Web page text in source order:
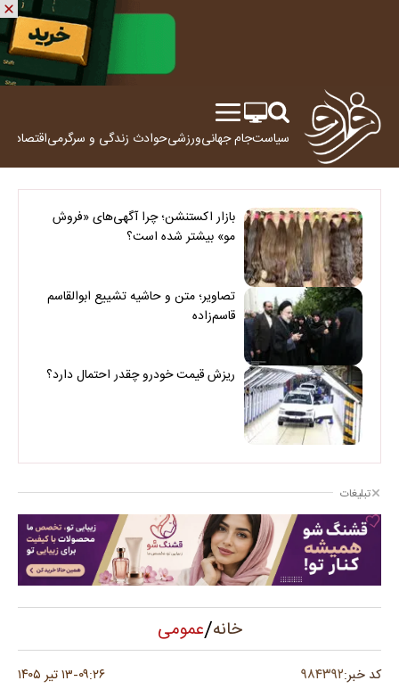
سیاستجام جهانیورزشیحوادث زندگی و سرگرمیاقتصاد
بازار اکستنشن؛ چرا آگهی‌های «فروش
مو» بیشتر شده است؟
تصاویر؛ متن و حاشیه تشییع ابوالقاسم
قاسم‌زاده
ریزش قیمت خودرو چقدر احتمال دارد؟
تبلیغات
خانه/عمومی
کد خبر:۹۸۴۳۹۲ ۰۹:۲۶-۱۳ تیر ۱۴۰۵